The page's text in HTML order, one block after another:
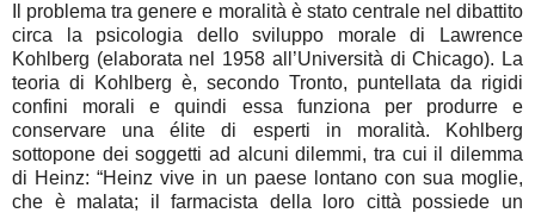
Il problema tra genere e moralità è stato centrale nel dibattito
circa la psicologia dello sviluppo morale di Lawrence
Kohlberg (elaborata nel 1958 all’Università di Chicago). La
teoria di Kohlberg è, secondo Tronto, puntellata da rigidi
confini morali e quindi essa funziona per produrre e
conservare una élite di esperti in moralità. Kohlberg
sottopone dei soggetti ad alcuni dilemmi, tra cui il dilemma
di Heinz: “Heinz vive in un paese lontano con sua moglie,
che è malata; il farmacista della loro città possiede un